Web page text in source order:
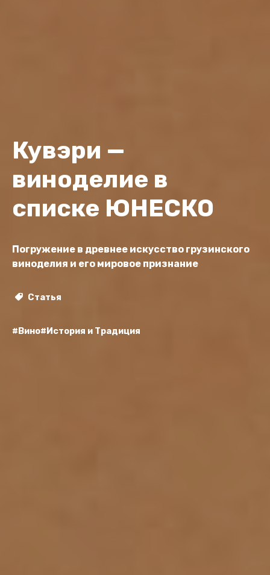
Кувэри —
виноделие в
списке ЮНЕСКО
Погружение в древнее искусство грузинского
виноделия и его мировое признание
Статья
#Вино#История и Традиция